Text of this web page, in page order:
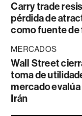
Carry trade
pérdida de
como fuente
MERCADOS
Wall Street
toma de
mercado
Irán